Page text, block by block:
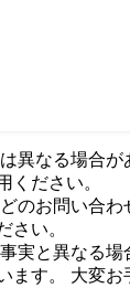
異なる場合が
ください。
のお問い合わ
さい。
実と異なる場
ます。 大変お